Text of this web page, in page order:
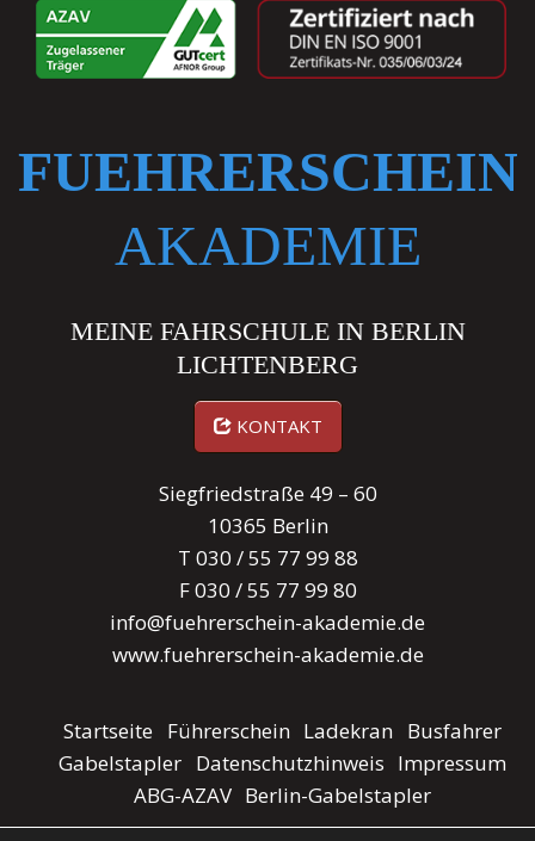
AKADEMIE
MEINE FAHRSCHULE IN BERLIN
LICHTENBERG
KONTAKT
Siegfriedstraße 49 – 60
10365 Berlin
T 030 / 55 77 99 88
F 030 / 55 77 99 80
info@fuehrerschein-akademie.de
www.fuehrerschein-akademie.de
Startseite Führerschein Ladekran Busfahrer
Gabelstapler Datenschutzhinweis Impressum
ABG-AZAV Berlin-Gabelstapler